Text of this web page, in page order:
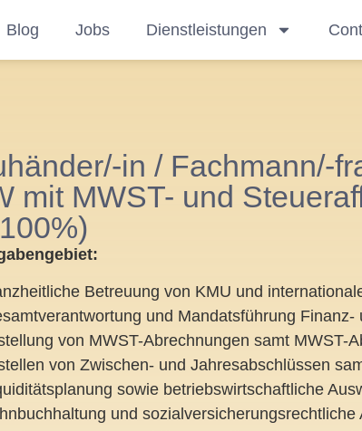
Blog Jobs Dienstleistungen
in / Fachmann/-
mit MWST- und
Betreuung von KMU und
und Mandatsführung Finanz-
von MWST-Abrechnungen samt MWST-
von Zwischen- und Jahresabschlüssen
sowie betriebswirtschaftliche
und sozialversicherungsrechtliche